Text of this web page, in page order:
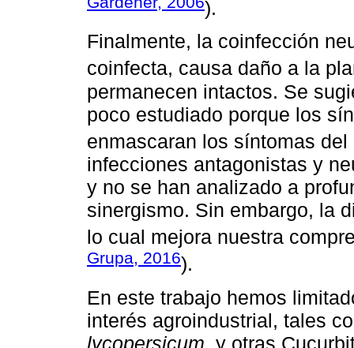
).
Finalmente, la coinfección
coinfecta, causa daño a la
permanecen intactos. Se
poco estudiado porque los
enmascaran los síntomas del
infecciones antagonistas y
y no se han analizado a
sinergismo. Sin embargo, la
lo cual mejora nuestra
Grupa, 2016).
En este trabajo hemos
interés agroindustrial, tales
lycopersicum, y otras